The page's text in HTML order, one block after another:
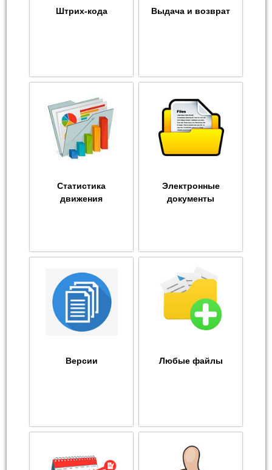
Штрих-кода Выдача и возврат
Статистика
движения
Электронные
документы
Версии Любые файлы